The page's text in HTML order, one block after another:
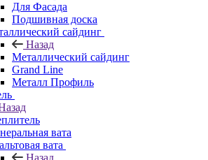
Для Фасада
Подшивная доска
сайдинг
Назад
Металлический сайдинг
Grand Line
Металл Профиль
вата
вата
Назад